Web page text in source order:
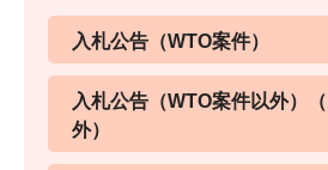
入札公告（WTO案件）
入札公告（WTO案件以外）
外）